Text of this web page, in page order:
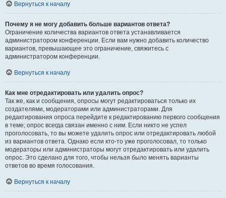
Вернуться к началу
Почему я не могу добавить больше вариантов ответа?
Ограничение количества вариантов ответа устанавливается
администратором конференции. Если вам нужно добавить количество
вариантов, превышающее это ограничение, свяжитесь с
администратором конференции.
Вернуться к началу
Как мне отредактировать или удалить опрос?
Так же, как и сообщения, опросы могут редактироваться только их
создателями, модераторами или администраторами. Для
редактирования опроса перейдите к редактированию первого сообщения
в теме; опрос всегда связан именно с ним. Если никто не успел
проголосовать, то вы можете удалить опрос или отредактировать любой
из вариантов ответа. Однако если кто-то уже проголосовал, то только
модераторы или администраторы могут отредактировать или удалить
опрос. Это сделано для того, чтобы нельзя было менять варианты
ответов во время голосования.
Вернуться к началу